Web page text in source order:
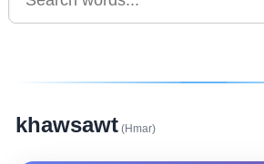
khawsawt (Hmar)